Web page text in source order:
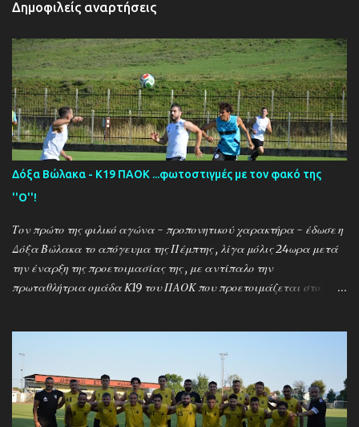
Δημοφιλείς αναρτήσεις
Δόξα Βώλακα - Κ19 ΠΑΟΚ ...φωτοστιγμές με τον φακό της
''Ο''!
Τον πρώτο της φιλικό αγώνα - προπονητικού χαρακτήρα - έδωσε η
Δόξα Βώλακα το απόγευμα της Πέμπτης , λίγα μόλις 24ωρα μετά
την έναρξη της προετοιμασίας της , με αντίπαλο την
πρωταθλήτρια ομάδα Κ19 του ΠΑΟΚ που προετοιμάζεται στο
έχουν ως νέο προπονητή τον Μαροκινό πρώην σταρ του ΠΑΟΚ και
της Νάπολι Ομάρ Ελ Καντουρί! Η αποστολή της Κ19 του ΠΑΟΚ ,
αφού ολοκλήρωσε το πρώτο μέρος των προπονήσεων στη Σουρωτή,
μετακόμισε στη Δράμα όπου θα παραμείνει έως τις 4 Αυγούστου.